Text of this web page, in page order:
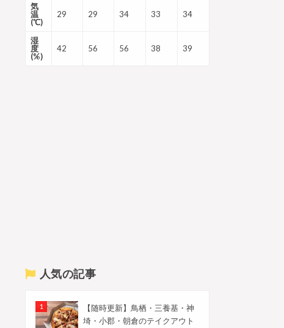
気
温
(℃)
29 29 34 33 34
湿
度
(%)
42 56 56 38 39
人気の記事
【随時更新】鳥栖・三養基・神
埼・小郡・朝倉のテイクアウト